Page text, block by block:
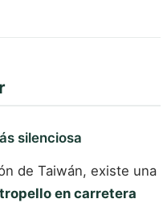
silenciosa
de Taiwán, existe una
en carretera